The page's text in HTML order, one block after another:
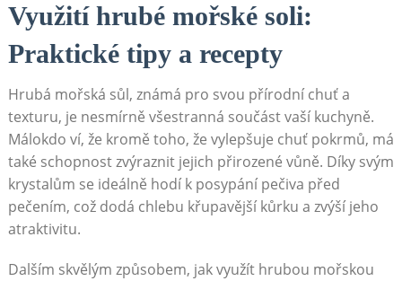
Využití hrubé mořské soli:
Praktické tipy a recepty
Hrubá ​mořská sůl, známá pro svou přírodní chuť a
texturu, je nesmírně všestranná součást vaší kuchyně.
Málokdo ví, že⁣ kromě‌ toho, že vylepšuje chuť pokrmů, má
také schopnost zvýraznit jejich přirozené vůně. Díky svým
krystalům se ideálně hodí k posypání pečiva před
pečením, což dodá ‍chlebu křupavější kůrku a ⁤zvýší jeho
atraktivitu.
Dalším skvělým způsobem, jak využít hrubou mořskou